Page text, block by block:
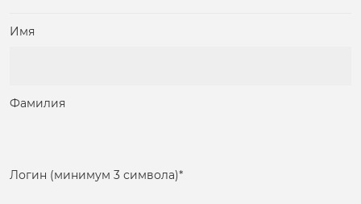
Имя
Фамилия
Логин (минимум 3 символа)*